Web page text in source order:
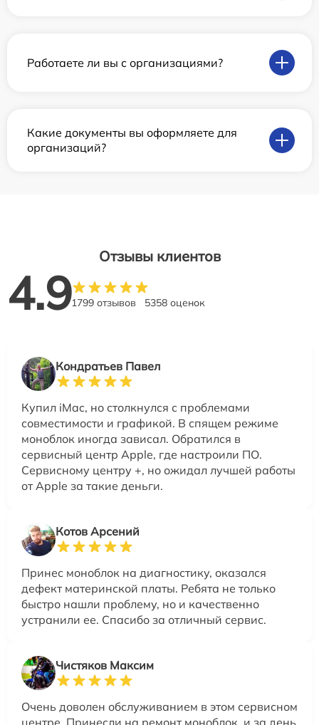
Работаете ли вы с организациями?
Какие документы вы оформляете для
организаций?
Отзывы клиентов
4.91799 отзывов 5358 оценок
Кондратьев Павел
Купил iMac, но столкнулся с проблемами
совместимости и графикой. В спящем режиме
моноблок иногда зависал. Обратился в
сервисный центр Apple, где настроили ПО.
Сервисному центру +, но ожидал лучшей работы
от Apple за такие деньги.
Котов Арсений
Принес моноблок на диагностику, оказался
дефект материнской платы. Ребята не только
быстро нашли проблему, но и качественно
устранили ее. Спасибо за отличный сервис.
Чистяков Максим
Очень доволен обслуживанием в этом сервисном
центре. Принесли на ремонт моноблок, и за день